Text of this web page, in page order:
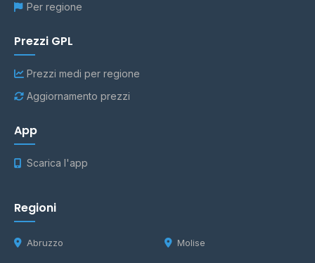
Per regione
Prezzi GPL
Prezzi medi per regione
Aggiornamento prezzi
App
Scarica l'app
Regioni
Abruzzo Molise